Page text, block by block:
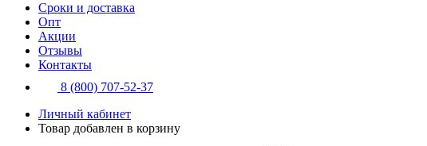
Сроки и доставка
Опт
Акции
Отзывы
Контакты
8 (800) 707-52-37
Личный кабинет
Товар добавлен в корзину